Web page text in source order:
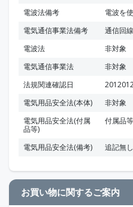
電波法備考
電波を
電気通信事業法備考
通信回
電波法
非対象
電気通信事業法
非対象
法規関連確認日
電気用品安全法(本体)
非対象
電気用品安全法(付属
品等)
付属品
電気用品安全法(備考) 追記無し
お買い物に関するご案内